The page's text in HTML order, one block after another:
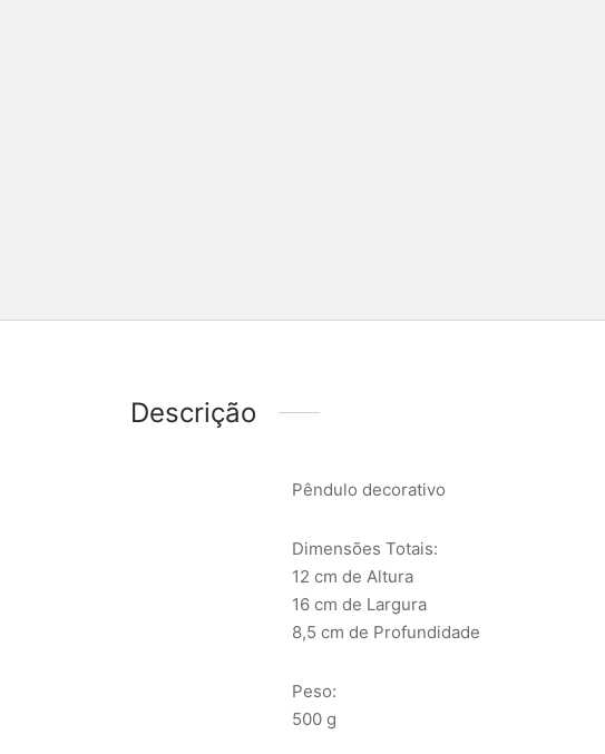
Descrição
Pêndulo decorativo
Dimensões Totais:
12 cm de Altura
16 cm de Largura
8,5 cm de Profundidade
Peso:
500 g